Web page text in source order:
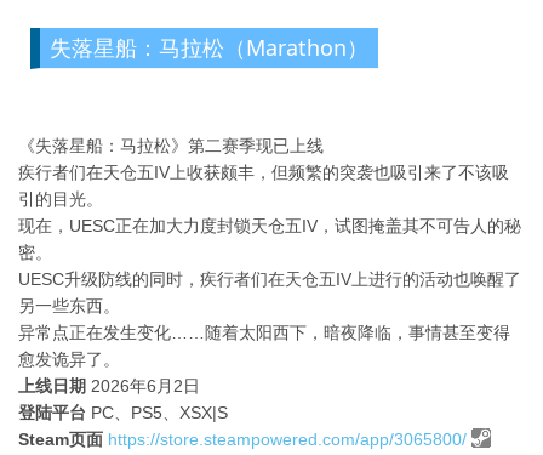
失落星船：马拉松（Marathon）
《失落星船：马拉松》第二赛季现已上线
疾行者们在天仓五IV上收获颇丰，但频繁的突袭也吸引来了不该吸
引的目光。
现在，UESC正在加大力度封锁天仓五IV，试图掩盖其不可告人的秘
密。
UESC升级防线的同时，疾行者们在天仓五IV上进行的活动也唤醒了
另一些东西。
异常点正在发生变化……随着太阳西下，暗夜降临，事情甚至变得
愈发诡异了。
上线日期 2026年6月2日
登陆平台 PC、PS5、XSX|S
Steam页面 https://store.steampowered.com/app/3065800/